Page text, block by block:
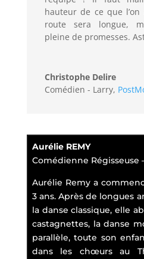
hauteur de ce que
route sera longue,
pleine de promesses.
Christophe Delire
Comédien - Larry,
Aurélie REMY
Comédienne Régisseuse
Aurélie Remy a
3 ans. Après de longues
la danse classique, elle
castagnettes, la danse
parallèle, toute son
dans les chœurs au